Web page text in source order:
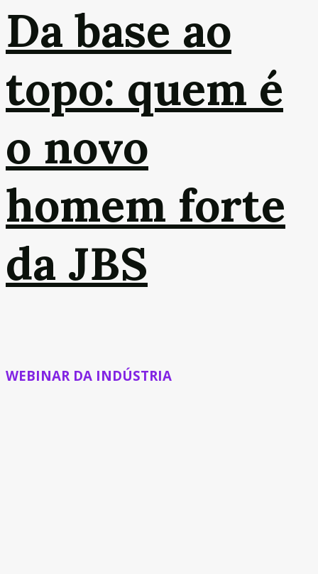
Da base ao
topo: quem é
o novo
homem forte
da JBS
WEBINAR DA INDÚSTRIA